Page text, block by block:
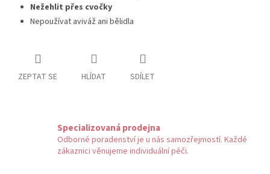
Nežehlit přes cvočky
Nepoužívat aviváž ani bělidla
ZEPTAT SE HLÍDAT SDÍLET
Specializovaná prodejna
Odborné poradenství je u nás samozřejmostí. Každé
zákaznici věnujeme individuální péči.